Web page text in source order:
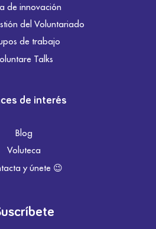
de innovación
del Voluntariado
de trabajo
Talks
de interés
Blog
Voluteca
y únete 😉